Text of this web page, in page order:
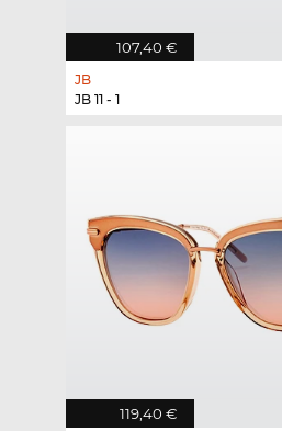
107,40 €
JB
JB 11 - 1
119,40 €